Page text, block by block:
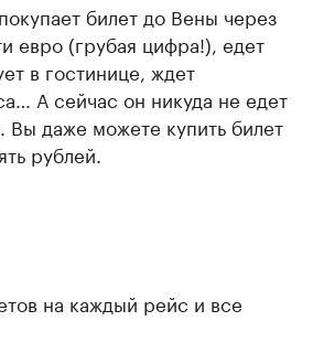
билет до Вены через
евро (грубая цифра!), едет
в гостинице, ждет
А сейчас он никуда не едет
Вы даже можете купить билет
рублей.
на каждый рейс и все